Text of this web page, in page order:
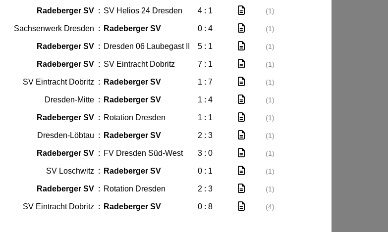
Radeberger SV : SV Helios 24 Dresden 4 : 1 (1)
Sachsenwerk Dresden : Radeberger SV 0 : 4 (1)
Radeberger SV : Dresden 06 Laubegast II 5 : 1 (1)
Radeberger SV : SV Eintracht Dobritz 7 : 1 (1)
SV Eintracht Dobritz : Radeberger SV 1 : 7 (1)
Dresden-Mitte : Radeberger SV 1 : 4 (1)
Radeberger SV : Rotation Dresden 1 : 1 (1)
Dresden-Löbtau : Radeberger SV 2 : 3 (1)
Radeberger SV : FV Dresden Süd-West 3 : 0 (1)
SV Loschwitz : Radeberger SV 0 : 1 (1)
Radeberger SV : Rotation Dresden 2 : 3 (1)
SV Eintracht Dobritz : Radeberger SV 0 : 8 (4)